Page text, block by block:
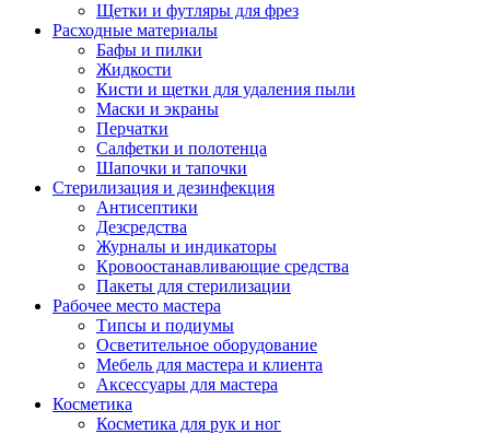
Щетки и футляры для фрез
Расходные материалы
Бафы и пилки
Жидкости
Кисти и щетки для удаления пыли
Маски и экраны
Перчатки
Салфетки и полотенца
Шапочки и тапочки
Стерилизация и дезинфекция
Антисептики
Дезсредства
Журналы и индикаторы
Кровоостанавливающие средства
Пакеты для стерилизации
Рабочее место мастера
Типсы и подиумы
Осветительное оборудование
Мебель для мастера и клиента
Аксессуары для мастера
Косметика
Косметика для рук и ног